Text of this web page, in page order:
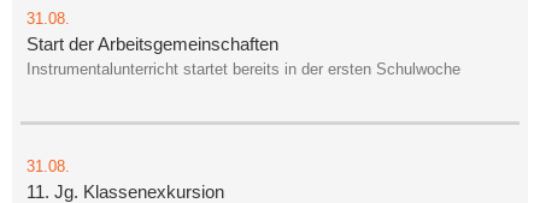
31.08.
Start der Arbeitsgemeinschaften
Instrumentalunterricht startet bereits in der ersten Schulwoche
31.08.
11. Jg. Klassenexkursion